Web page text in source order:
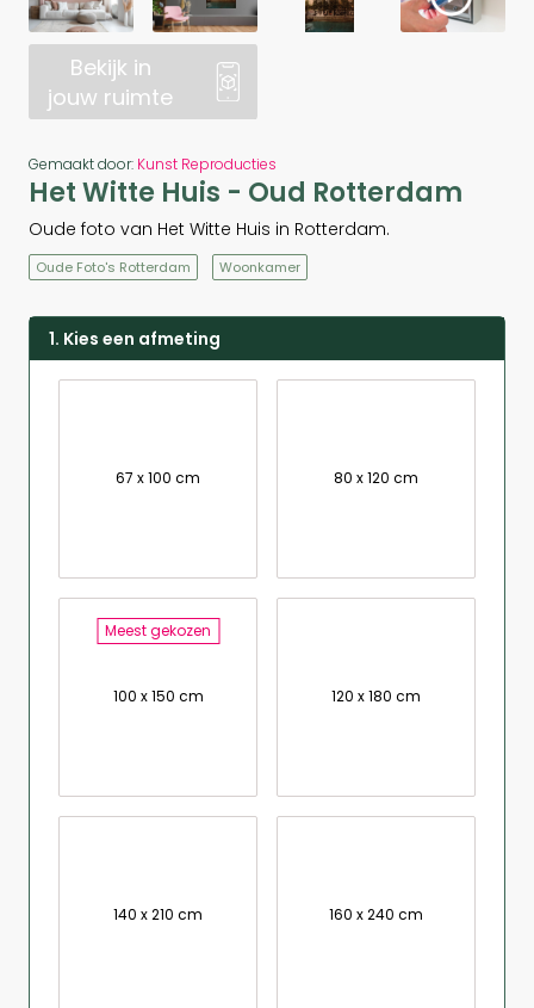
Bekijk in
jouw ruimte
Gemaakt door: Kunst Reproducties
Het Witte Huis - Oud Rotterdam
Oude foto van Het Witte Huis in Rotterdam.
Oude Foto's Rotterdam Woonkamer
1. Kies een afmeting
67 x 100 cm 80 x 120 cm
Meest gekozen
100 x 150 cm 120 x 180 cm
140 x 210 cm 160 x 240 cm